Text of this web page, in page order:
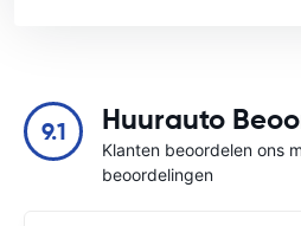
9.1 Huurauto
Klanten beoordelen ons
beoordelingen